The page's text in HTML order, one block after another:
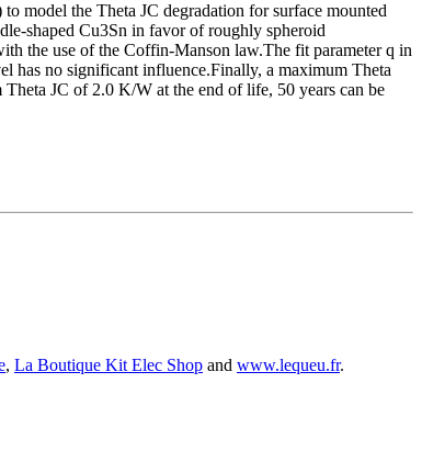
model the Theta JC degradation for surface mounted
shaped Cu3Sn in favor of roughly spheroid
the use of the Coffin-Manson law.The fit parameter q in
has no significant influence.Finally, a maximum Theta
JC of 2.0 K/W at the end of life, 50 years can be
, La Boutique Kit Elec Shop and www.lequeu.fr.